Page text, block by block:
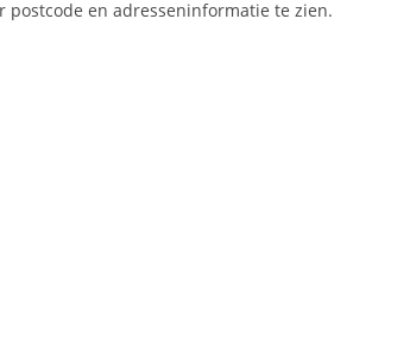
postcode en adresseninformatie te zien.